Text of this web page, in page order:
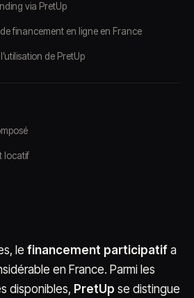
via PretUp
financement en ligne en France
de PretUp
locatif
le financement participatif a
en France. Parmi les
disponibles, PretUp se distingue